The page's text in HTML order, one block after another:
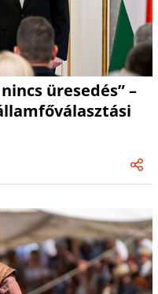
üresedés” –